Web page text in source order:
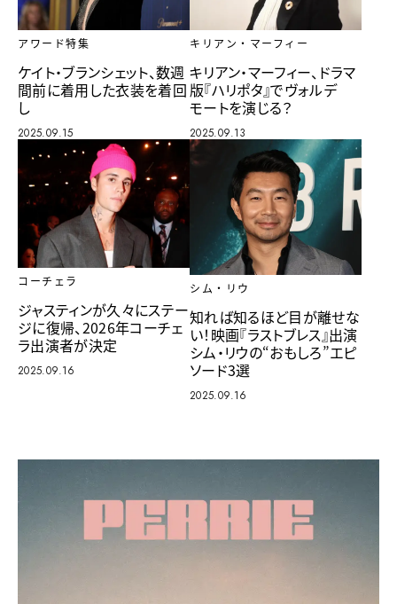
アワード特集
ケイト・ブランシェット、数週
間前に着用した衣装を着回
し
2025.09.15
キリアン・マーフィー
キリアン・マーフィー、ドラマ
版『ハリポタ』でヴォルデ
モートを演じる？
2025.09.13
コーチェラ
ジャスティンが久々にステー
ジに復帰、2026年コーチェ
ラ出演者が決定
2025.09.16
シム・リウ
知れば知るほど目が離せな
い！映画『ラストブレス』出演
シム・リウの“おもしろ”エピ
ソード3選
2025.09.16